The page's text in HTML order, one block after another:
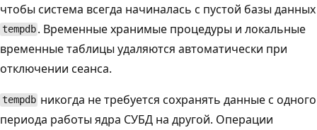
чтобы система всегда начиналась с пустой базы данных
tempdb . Временные хранимые процедуры и локальные
временные таблицы удаляются автоматически при
отключении сеанса.
tempdb никогда не требуется сохранять данные с одного
периода работы ядра СУБД на другой. Операции